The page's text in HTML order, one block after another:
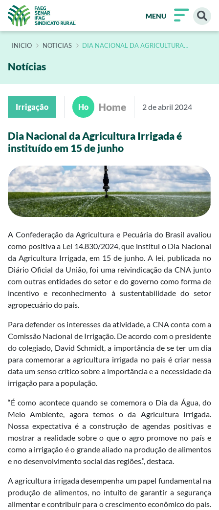
MENU
INÍCIO NOTICIAS DIA NACIONAL DA AGRICULTURA
Notícias
Irrigação Ho Home 2 de abril 2024
Dia Nacional da Agricultura Irrigada é
instituído em 15 de junho
A Confederação da Agricultura e Pecuária do Brasil avaliou
como positiva a Lei 14.830/2024, que institui o Dia Nacional
da Agricultura Irrigada, em 15 de junho. A lei, publicada no
Diário Oficial da União, foi uma reivindicação da CNA junto
com outras entidades do setor e do governo como forma de
incentivo e reconhecimento à sustentabilidade do setor
agropecuário do país.
Para defender os interesses da atividade, a CNA conta com a
Comissão Nacional de Irrigação. De acordo com o presidente
do colegiado, David Schmidt, a importância de se ter um dia
para comemorar a agricultura irrigada no país é criar nessa
data um senso crítico sobre a importância e a necessidade da
irrigação para a população.
“É como acontece quando se comemora o Dia da Água, do
Meio Ambiente, agora temos o da Agricultura Irrigada.
Nossa expectativa é a construção de agendas positivas e
mostrar a realidade sobre o que o agro promove no país e
como a irrigação é o grande aliado na produção de alimentos
e no desenvolvimento social das regiões.”, destaca.
A agricultura irrigada desempenha um papel fundamental na
produção de alimentos, no intuito de garantir a segurança
alimentar e contribuir para o crescimento econômico do país.